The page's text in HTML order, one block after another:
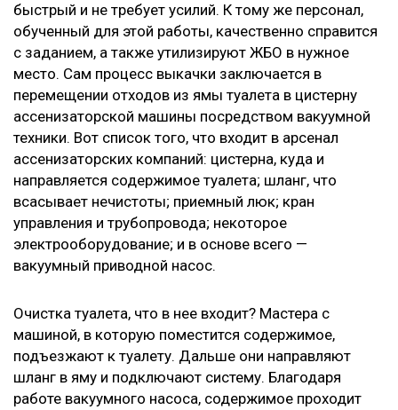
быстрый и не требует усилий. К тому же персонал,
обученный для этой работы, качественно справится
с заданием, а также утилизируют ЖБО в нужное
место. Сам процесс выкачки заключается в
перемещении отходов из ямы туалета в цистерну
ассенизаторской машины посредством вакуумной
техники. Вот список того, что входит в арсенал
ассенизаторских компаний: цистерна, куда и
направляется содержимое туалета; шланг, что
всасывает нечистоты; приемный люк; кран
управления и трубопровода; некоторое
электрооборудование; и в основе всего —
вакуумный приводной насос.
Очистка туалета, что в нее входит? Мастера с
машиной, в которую поместится содержимое,
подъезжают к туалету. Дальше они направляют
шланг в яму и подключают систему. Благодаря
работе вакуумного насоса, содержимое проходит